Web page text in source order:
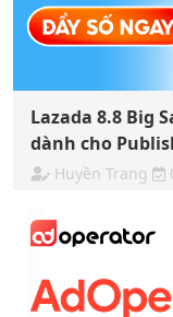
Lazada 8.8 Big
dành cho
Huyền Trang